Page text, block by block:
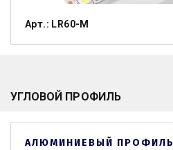
Арт.: LR60-M
УГЛОВОЙ ПРОФИЛЬ
АЛЮМИНИЕВЫЙ ПРОФИЛЬ